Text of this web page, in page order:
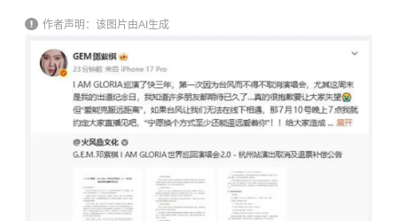
作者声明：该图片由AI生成